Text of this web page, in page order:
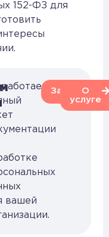
152-ФЗ для
вашей
Заказать
О
услуге